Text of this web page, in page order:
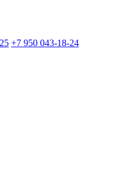
+7 950 043-18-24